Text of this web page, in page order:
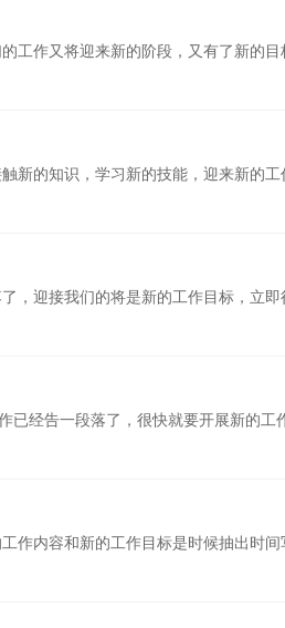
工作又将迎来新的阶段，又有了新的目
新的知识，学习新的技能，迎来新的
，迎接我们的将是新的工作目标，立
已经告一段落了，很快就要开展新的工
作内容和新的工作目标是时候抽出时间